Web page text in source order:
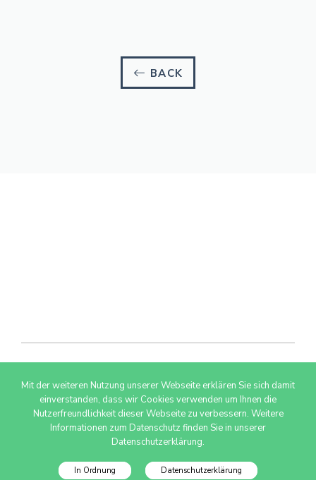
BACK
© 2026 AdSimple GmbH
Mit der weiteren Nutzung unserer Webseite erklären Sie sich damit
einverstanden, dass wir Cookies verwenden um Ihnen die
Nutzerfreundlichkeit dieser Webseite zu verbessern. Weitere
Informationen zum Datenschutz finden Sie in unserer
Datenschutzerklärung.
In Ordnung Datenschutzerklärung
Datenschutzinfo